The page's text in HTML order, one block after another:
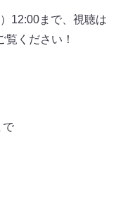
12:00まで、視聴は
ください！
で